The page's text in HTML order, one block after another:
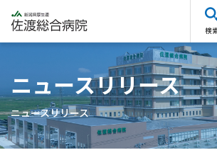
検
ニュースリリース
ニュースリリース